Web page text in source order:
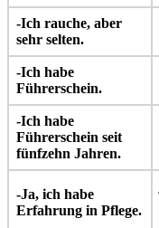
-Ich rauche, aber
sehr selten.
-Ich habe
Führerschein.
-Ich habe
Führerschein seit
fünfzehn Jahren.
-Ja, ich habe
Erfahrung in Pflege.